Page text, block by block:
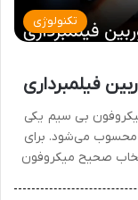
تکنولوژی
فیلمبرداری
بی سیم یکی
محسوب می‌شود. برای
صحیح میکروفون